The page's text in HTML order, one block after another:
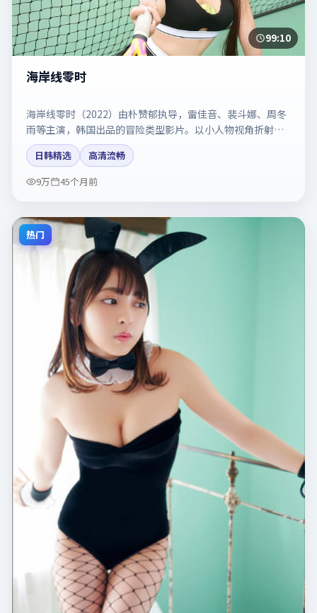
99:10
海岸线零时
海岸线零时（2022）由朴赞郁执导，雷佳音、裴斗娜、周冬
雨等主演，韩国出品的冒险类型影片。以小人物视角折射时
代切片。剧情简介与主创信息可供检索参考，上映日期以片
方资料为准。
日韩精选
高清流畅
9万
45个月前
热门